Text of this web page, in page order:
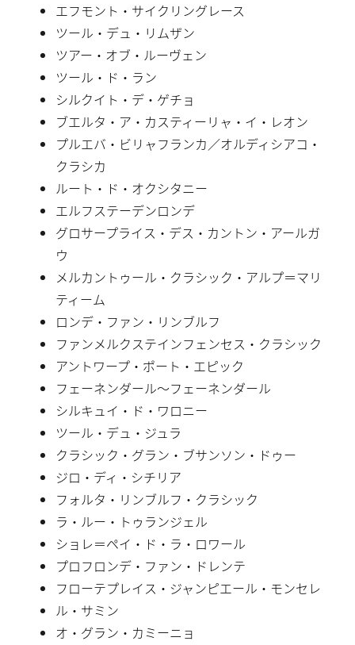
エフモント・サイクリングレース
ツール・デュ・リムザン
ツアー・オブ・ルーヴェン
ツール・ド・ラン
シルクイト・デ・ゲチョ
ブエルタ・ア・カスティーリャ・イ・レオン
プルエバ・ビリャフランカ／オルディシアコ・
クラシカ
ルート・ド・オクシタニー
エルフステーデンロンデ
グロサープライス・デス・カントン・アールガ
ウ
メルカントゥール・クラシック・アルプ＝マリ
ティーム
ロンデ・ファン・リンブルフ
ファンメルクステインフェンセス・クラシック
アントワープ・ポート・エピック
フェーネンダール〜フェーネンダール
シルキュイ・ド・ワロニー
ツール・デュ・ジュラ
クラシック・グラン・ブサンソン・ドゥー
ジロ・ディ・シチリア
フォルタ・リンブルフ・クラシック
ラ・ルー・トゥランジェル
ショレ＝ペイ・ド・ラ・ロワール
プロフロンデ・ファン・ドレンテ
フローテプレイス・ジャンピエール・モンセレ
ル・サミン
オ・グラン・カミーニョ